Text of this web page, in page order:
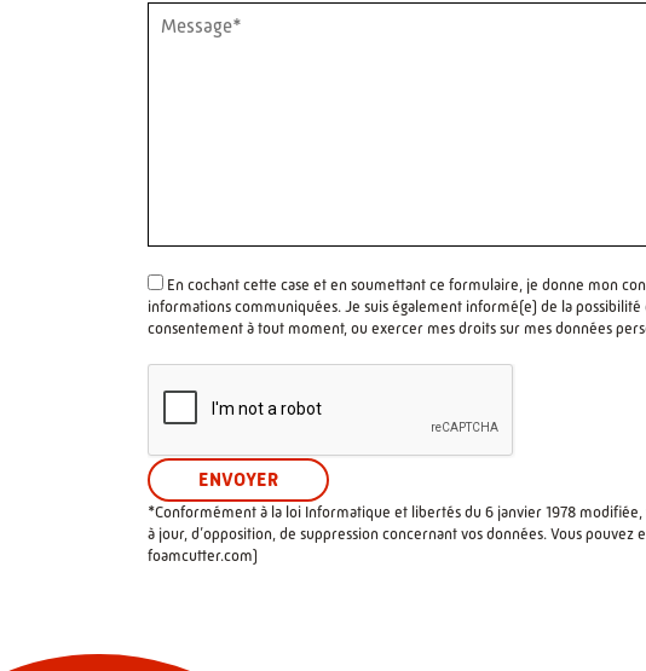
En cochant cette case et en soumettant ce formulaire, je donne mon
informations communiquées. Je suis également informé(e) de la
consentement à tout moment, ou exercer mes droits sur mes données
*Conformément à la loi Informatique et libertés du 6 janvier 1978 modifiée,
à jour, d’opposition, de suppression concernant vos données. Vous
foamcutter.com)